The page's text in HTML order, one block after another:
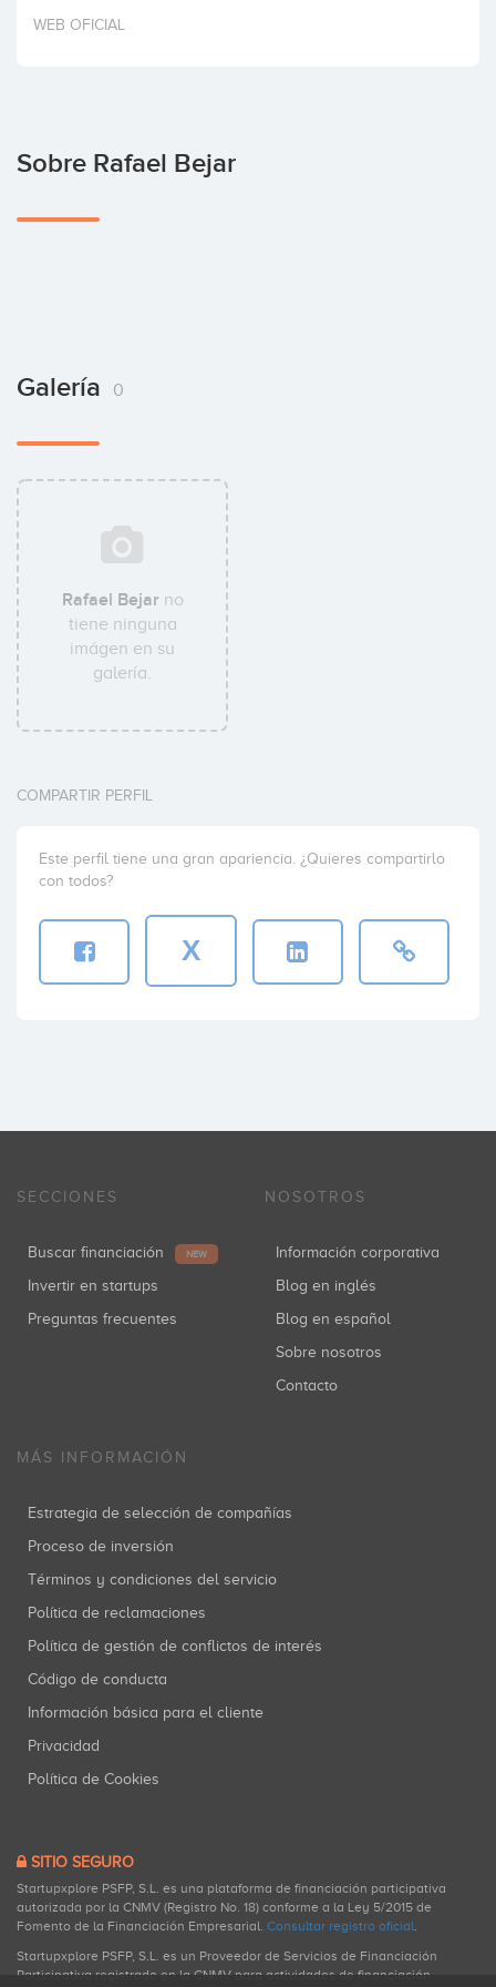
Invertir
WEB OFICIAL
Sobre Rafael Bejar
Galería 0
Rafael Bejar no
tiene ninguna
imágen en su
galería.
COMPARTIR PERFIL
Este perfil tiene una gran apariencia. ¿Quieres compartirlo
con todos?
X
SECCIONES
Buscar financiación NEW
Invertir en startups
Preguntas frecuentes
NOSOTROS
Información corporativa
Blog en inglés
Blog en español
Sobre nosotros
Contacto
MÁS INFORMACIÓN
Estrategia de selección de compañías
Proceso de inversión
Términos y condiciones del servicio
Política de reclamaciones
Política de gestión de conflictos de interés
Código de conducta
Información básica para el cliente
Privacidad
Política de Cookies
SITIO SEGURO
Startupxplore PSFP, S.L. es una plataforma de financiación participativa
autorizada por la CNMV (Registro No. 18) conforme a la Ley 5/2015 de
Fomento de la Financiación Empresarial. Consultar registro oficial.
Startupxplore PSFP, S.L. es un Proveedor de Servicios de Financiación
Participativa registrado en la CNMV para actividades de financiación